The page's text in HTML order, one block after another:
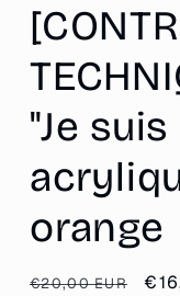
"Je
orange
Prix
€20,00 EUR
Prix